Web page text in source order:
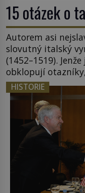
15 otázek o
Autorem asi
slovutný italský
(1452–1519).
obklopují
objeví, jiné
pověsil
Bonaparte
tak si ji ještě
ložnice v
HISTORIE